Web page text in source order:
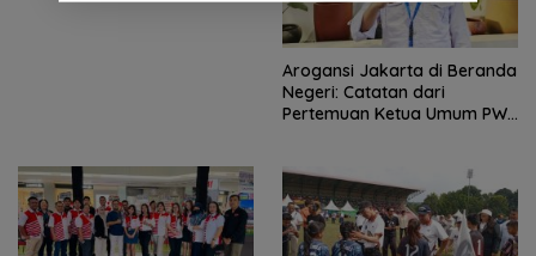
Arogansi Jakarta di Beranda
Negeri: Catatan dari
Pertemuan Ketua Umum PWI